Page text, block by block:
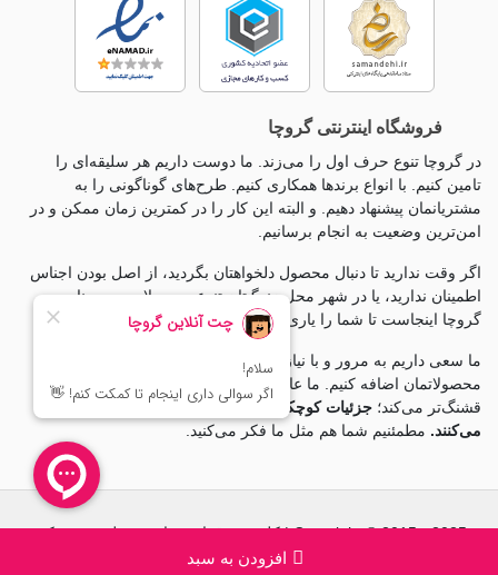
فروشگاه اینترنتی گروچا
در گروچا تنوع حرف اول را می‌زند. ما دوست داریم هر سلیقه‌ای را
تامین کنیم. با انواع برندها همکاری کنیم. طرح‌های گوناگونی را به
مشتریانمان پیشنهاد دهیم. و البته این کار را در کمترین زمان ممکن و در
امن‌ترین وضعیت به انجام برسانیم.
اگر وقت ندارید تا دنبال محصول دلخواهتان بگردید، از اصل بودن اجناس
اطمینان ندارید، یا در شهر محل زندگیتان تنوع محصولات بی معناست،
گروچا اینجاست تا شما را یاری کند.
ما سعی داریم به مرور و با نیاز سنجی مخاطبانمان به گروه
محصولاتمان اضافه کنیم. ما عاشق جزئياتیم، چون جزئيات زندگی را
قشنگ‌تر می‌کند؛ جزئیات کوچکی که تغییرات بزرگی ایجاد
می‌کنند. مطمئنیم شما هم مثل ما فکر می‌کنید.
Copyright © 2015 - 2025 | کلیه حقوق این سایت متعلق به شرکت
توسعه ماندگار گشتا (فروشگاه آنلاین گروچا) است.
افزودن به سبد